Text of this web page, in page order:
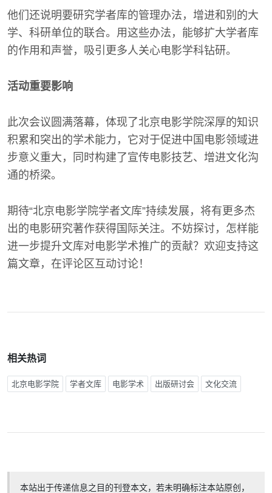
他们还说明要研究学者库的管理办法，增进和别的大
学、科研单位的联合。用这些办法，能够扩大学者库
的作用和声誉，吸引更多人关心电影学科钻研。
活动重要影响
此次会议圆满落幕，体现了北京电影学院深厚的知识
积累和突出的学术能力，它对于促进中国电影领域进
步意义重大，同时构建了宣传电影技艺、增进文化沟
通的桥梁。
期待“北京电影学院学者文库”持续发展，将有更多杰
出的电影研究著作获得国际关注。不妨探讨，怎样能
进一步提升文库对电影学术推广的贡献？欢迎支持这
篇文章，在评论区互动讨论！
相关热词
北京电影学院 学者文库 电影学术 出版研讨会 文化交流
本站出于传递信息之目的刊登本文，若未明确标注本站原创，